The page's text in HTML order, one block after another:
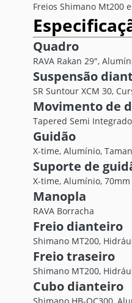
Freios Shimano Mt200
Quadro
RAVA Rakan 29",
Suspensão
SR Suntour XCM 30,
Movimento de
Tapered Semi
Guidão
X-time, Alumínio,
Suporte de
X-time, Alumínio, 70mm
Manopla
RAVA Borracha
Freio dianteiro
Shimano MT200,
Freio traseiro
Shimano MT200,
Cubo dianteiro